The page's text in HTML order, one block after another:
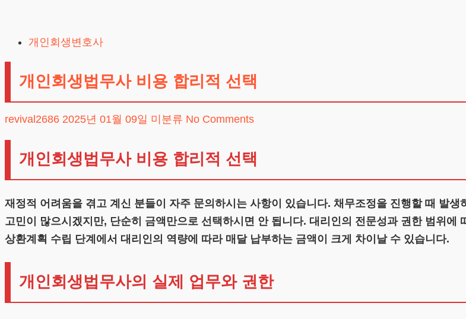
content
개인회생변호사
개인회생법무사 비용 합리적 선택
revival2686 2025년 01월 09일 미분류 No Comments
개인회생법무사 비용 합리적 선택
재정적 어려움을 겪고 계신 분들이 자주 문의하시는 사항이 있습니다. 채무조정을 진행할 때 발
고민이 많으시겠지만, 단순히 금액만으로 선택하시면 안 됩니다. 대리인의 전문성과 권한 범위에
상환계획 수립 단계에서 대리인의 역량에 따라 매달 납부하는 금액이 크게 차이날 수 있습니다.
개인회생법무사의 실제 업무와 권한